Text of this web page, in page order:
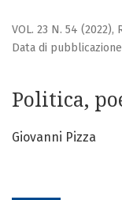
VOL. 23 N. 54 (2022),
Politica,
Data di
Giovanni Pizza